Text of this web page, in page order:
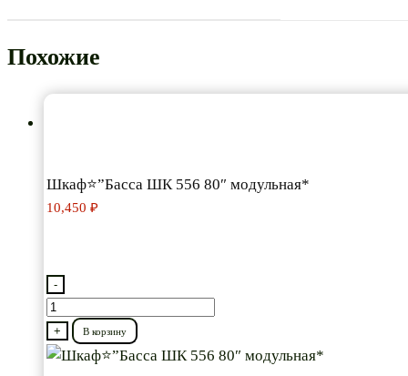
Похожие
Шкаф⭐”Басса ШК 556 80″ модульная*
10,450 ₽
-
Количество
товара
Шкаф⭐”Басса
+ В корзину